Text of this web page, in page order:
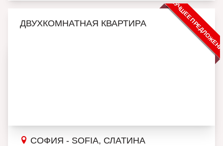
ЛУЧШЕЕ
ДВУХКОМНАТНАЯ КВАРТИРА
СОФИЯ - SOFIA, СЛАТИНА